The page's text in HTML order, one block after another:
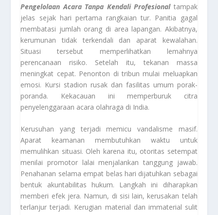
Pengelolaan Acara Tanpa Kendali Profesionaltampak
jelas sejak hari pertama rangkaian tur. Panitia gagal
membatasi jumlah orang di area lapangan. Akibatnya,
kerumunan tidak terkendali dan aparat kewalahan.
Situasi tersebut memperlihatkan lemahnya
perencanaan risiko. Setelah itu, tekanan massa
meningkat cepat. Penonton di tribun mulai meluapkan
emosi. Kursi stadion rusak dan fasilitas umum porak-
poranda. Kekacauan ini memperburuk citra
penyelenggaraan acara olahraga di India.
Kerusuhan yang terjadi memicu vandalisme masif.
Aparat keamanan membutuhkan waktu untuk
memulihkan situasi. Oleh karena itu, otoritas setempat
menilai promotor lalai menjalankan tanggung jawab.
Penahanan selama empat belas hari dijatuhkan sebagai
bentuk akuntabilitas hukum. Langkah ini diharapkan
memberi efek jera. Namun, di sisi lain, kerusakan telah
terlanjur terjadi. Kerugian material dan immaterial sulit